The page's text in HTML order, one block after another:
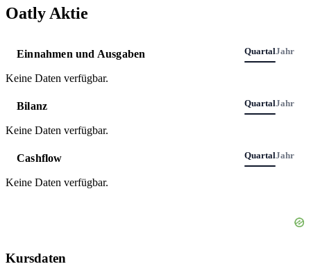
Oatly Aktie
Einnahmen und Ausgaben QuartalJahr
Keine Daten verfügbar.
Bilanz QuartalJahr
Keine Daten verfügbar.
Cashflow QuartalJahr
Keine Daten verfügbar.
Kursdaten